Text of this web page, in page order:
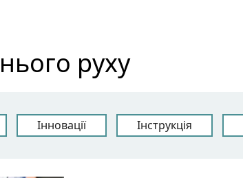
руху
Інновації Інструкція